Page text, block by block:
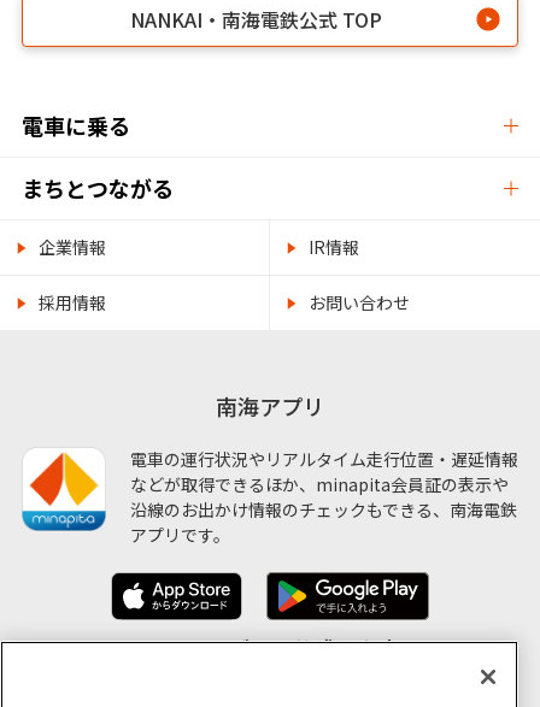
NANKAI・南海電鉄公式 TOP
電車に乗る
まちとつながる
企業情報 IR情報
採用情報 お問い合わせ
南海アプリ
電車の運行状況やリアルタイム走行位置・遅延情報
などが取得できるほか、minapita会員証の表示や
沿線のお出かけ情報のチェックもできる、南海電鉄
アプリです。
ソーシャルメディア公式アカウント